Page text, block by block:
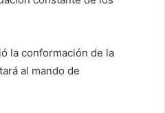
la conformación de la
al mando de